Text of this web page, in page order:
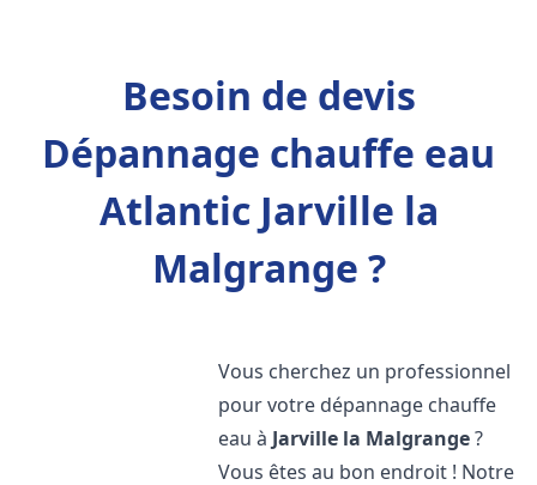
Besoin de devis
Dépannage chauffe eau
Atlantic Jarville la
Malgrange ?
Vous cherchez un professionnel
pour votre dépannage chauffe
eau à Jarville la Malgrange?
Vous êtes au bon endroit ! Notre